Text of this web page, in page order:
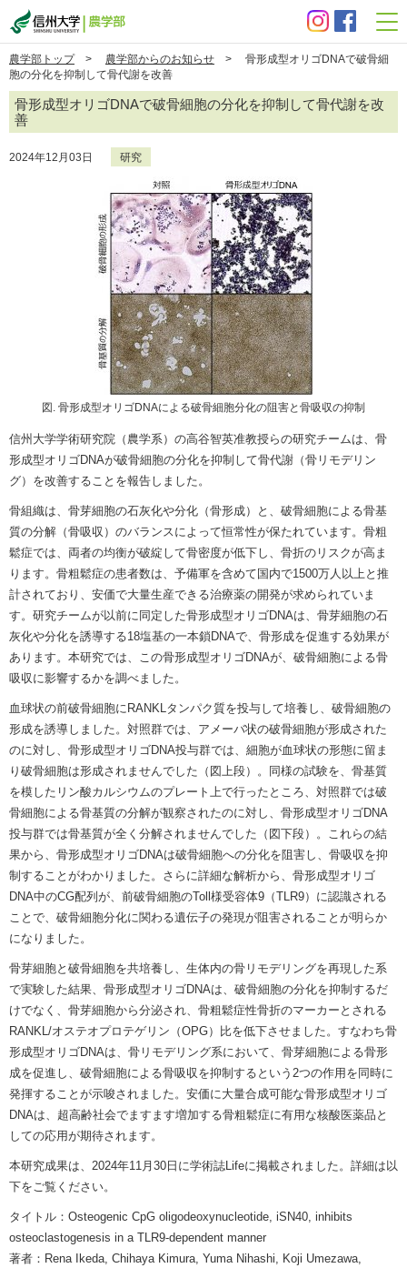
農学部トップ> 農学部からのお知らせ > 骨形成型オリゴDNAで破骨細
胞の分化を抑制して骨代謝を改善
骨形成型オリゴDNAで破骨細胞の分化を抑制して骨代謝を改
善
2024年12月03日 研究
図. 骨形成型オリゴDNAによる破骨細胞分化の阻害と骨吸収の抑制
信州大学学術研究院（農学系）の高谷智英准教授らの研究チームは、骨
形成型オリゴDNAが破骨細胞の分化を抑制して骨代謝（骨リモデリン
グ）を改善することを報告しました。
骨組織は、骨芽細胞の石灰化や分化（骨形成）と、破骨細胞による骨基
質の分解（骨吸収）のバランスによって恒常性が保たれています。骨粗
鬆症では、両者の均衡が破綻して骨密度が低下し、骨折のリスクが高ま
ります。骨粗鬆症の患者数は、予備軍を含めて国内で1500万人以上と推
計されており、安価で大量生産できる治療薬の開発が求められていま
す。研究チームが以前に同定した骨形成型オリゴDNAは、骨芽細胞の石
灰化や分化を誘導する18塩基の一本鎖DNAで、骨形成を促進する効果が
あります。本研究では、この骨形成型オリゴDNAが、破骨細胞による骨
吸収に影響するかを調べました。
血球状の前破骨細胞にRANKLタンパク質を投与して培養し、破骨細胞の
形成を誘導しました。対照群では、アメーバ状の破骨細胞が形成された
のに対し、骨形成型オリゴDNA投与群では、細胞が血球状の形態に留ま
り破骨細胞は形成されませんでした（図上段）。同様の試験を、骨基質
を模したリン酸カルシウムのプレート上で行ったところ、対照群では破
骨細胞による骨基質の分解が観察されたのに対し、骨形成型オリゴDNA
投与群では骨基質が全く分解されませんでした（図下段）。これらの結
果から、骨形成型オリゴDNAは破骨細胞への分化を阻害し、骨吸収を抑
制することがわかりました。さらに詳細な解析から、骨形成型オリゴ
DNA中のCG配列が、前破骨細胞のToll様受容体9（TLR9）に認識される
ことで、破骨細胞分化に関わる遺伝子の発現が阻害されることが明らか
になりました。
骨芽細胞と破骨細胞を共培養し、生体内の骨リモデリングを再現した系
で実験した結果、骨形成型オリゴDNAは、破骨細胞の分化を抑制するだ
けでなく、骨芽細胞から分泌され、骨粗鬆症性骨折のマーカーとされる
RANKL/オステオプロテゲリン（OPG）比を低下させました。すなわち骨
形成型オリゴDNAは、骨リモデリング系において、骨芽細胞による骨形
成を促進し、破骨細胞による骨吸収を抑制するという2つの作用を同時に
発揮することが示唆されました。安価に大量合成可能な骨形成型オリゴ
DNAは、超高齢社会でますます増加する骨粗鬆症に有用な核酸医薬品と
しての応用が期待されます。
本研究成果は、2024年11月30日に学術誌Lifeに掲載されました。詳細は以
下をご覧ください。
タイトル：Osteogenic CpG oligodeoxynucleotide, iSN40, inhibits
osteoclastogenesis in a TLR9-dependent manner
著者：Rena Ikeda, Chihaya Kimura, Yuma Nihashi, Koji Umezawa,